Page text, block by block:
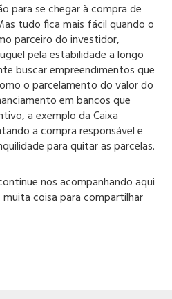
para se chegar à compra de
tudo fica mais fácil quando o
parceiro do investidor,
pela estabilidade a longo
buscar empreendimentos que
o parcelamento do valor do
em bancos que
a exemplo da Caixa
a compra responsável e
para quitar as parcelas.
nos acompanhando aqui
muita coisa para compartilhar